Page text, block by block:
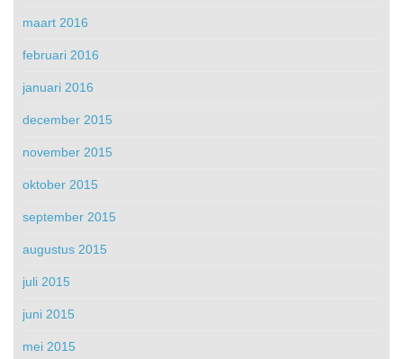
maart 2016
februari 2016
januari 2016
december 2015
november 2015
oktober 2015
september 2015
augustus 2015
juli 2015
juni 2015
mei 2015